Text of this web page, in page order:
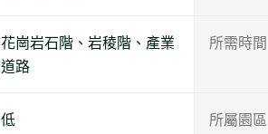
花崗岩石階、岩稜階、產業
道路
所需時間
低 所屬園區